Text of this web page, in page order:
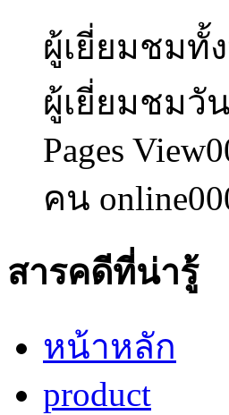
ผู้เยี่ยมชมทั้
ผู้เยี่ยมชมวั
Pages View
คน online
สารคดีที่น่ารู้
หน้าหลัก
product